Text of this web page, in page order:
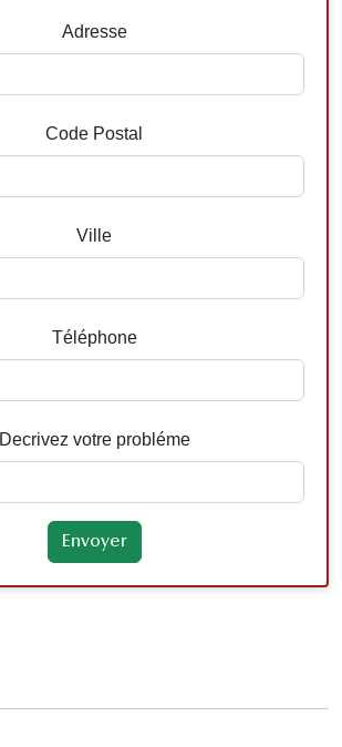
Adresse
Code Postal
Ville
Téléphone
Decrivez votre probléme